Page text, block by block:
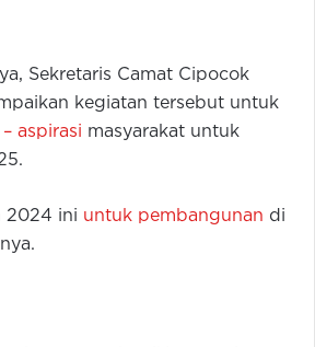
Sekretaris Camat Cipocok
kegiatan tersebut untuk
aspirasi masyarakat untuk
2024 ini untuk pembangunan di